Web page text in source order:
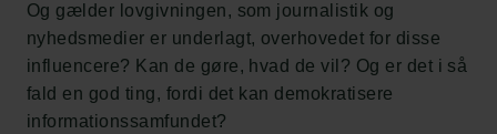
Og gælder lovgivningen, som journalistik og
nyhedsmedier er underlagt, overhovedet for disse
influencere? Kan de gøre, hvad de vil? Og er det i så
fald en god ting, fordi det kan demokratisere
informationssamfundet?